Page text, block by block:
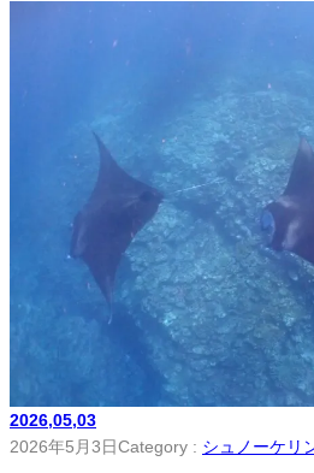
2026,05,03
2026年5月3日Category : シュノーケリ